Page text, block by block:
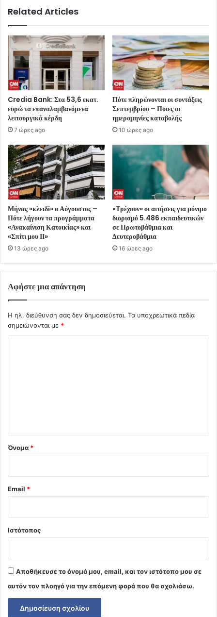
Related Articles
Credia Bank: Στα 53,6 εκατ.
ευρώ τα επαναλαμβανόμενα
λειτουργικά κέρδη
7 ώρες ago
Πότε πληρώνονται οι συντάξεις
Σεπτεμβρίου – Ποιες οι
ημερομηνίες καταβολής
10 ώρες ago
Μήνας «κλειδί» ο Αύγουστος –
Πότε λήγουν τα προγράμματα
«Ανακαίνιση Κατοικίας» και
«Σπίτι μου ΙΙ»
13 ώρες ago
«Τρέχουν» οι αιτήσεις για μόνιμο
διορισμό 5.486 εκπαιδευτικών
σε Πρωτοβάθμια και
Δευτεροβάθμια
16 ώρες ago
Αφήστε μια απάντηση
Η ηλ. διεύθυνση σας δεν δημοσιεύεται. Τα υποχρεωτικά πεδία
σημειώνονται με *
Όνομα *
Email *
Ιστότοπος
Αποθήκευσε το όνομά μου, email, και τον ιστότοπο μου σε
αυτόν τον πλοηγό για την επόμενη φορά που θα σχολιάσω.